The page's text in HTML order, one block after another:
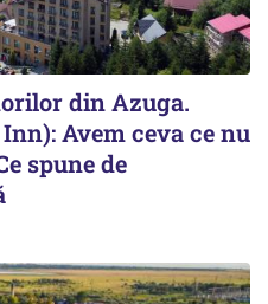
din Azuga.
Avem ceva ce nu
spune de